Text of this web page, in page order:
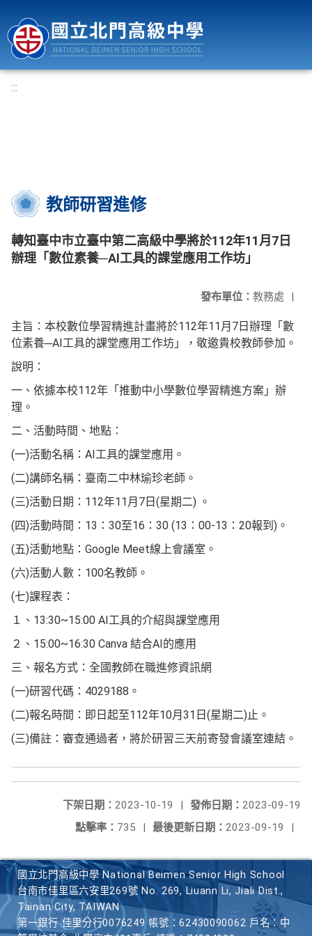
:::
教師研習進修
轉知臺中市立臺中第二高級中學將於112年11月7日
辦理「數位素養─AI工具的課堂應用工作坊」
發布單位： 教務處 |
主旨：本校數位學習精進計畫將於112年11月7日辦理「數
位素養─AI工具的課堂應用工作坊」，敬邀貴校教師參加。
說明：
一、依據本校112年「推動中小學數位學習精進方案」辦
理。
二、活動時間、地點：
(一)活動名稱：AI工具的課堂應用。
(二)講師名稱：臺南二中林瑜珍老師。
(三)活動日期：112年11月7日(星期二) 。
(四)活動時間：13：30至16：30 (13：00-13：20報到)。
(五)活動地點：Google Meet線上會議室。
(六)活動人數：100名教師。
(七)課程表：
１、13:30~15:00 AI工具的介紹與課堂應用
２、15:00~16:30 Canva 結合AI的應用
三、報名方式：全國教師在職進修資訊網
(一)研習代碼：4029188。
(二)報名時間：即日起至112年10月31日(星期二)止。
(三)備註：審查通過者，將於研習三天前寄發會議室連結。
發佈日期： 2023-09-19
下架日期： 2023-10-19
|
最後更新日期： 2023-09-19 |
點擊率： 735 |
國立北門高級中學 National Beimen Senior High School
台南市佳里區六安里269號 No. 269, Liuann Li, Jiali Dist.,
Tainan City, TAIWAN
第一銀行 佳里分行0076249 帳號：62430090062 戶名：中